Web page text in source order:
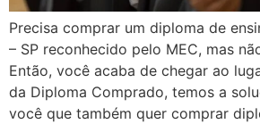
Precisa comprar um diploma de
– SP reconhecido pelo MEC, mas
Então, você acaba de chegar ao
da Diploma Comprado, temos a
você que também quer comprar